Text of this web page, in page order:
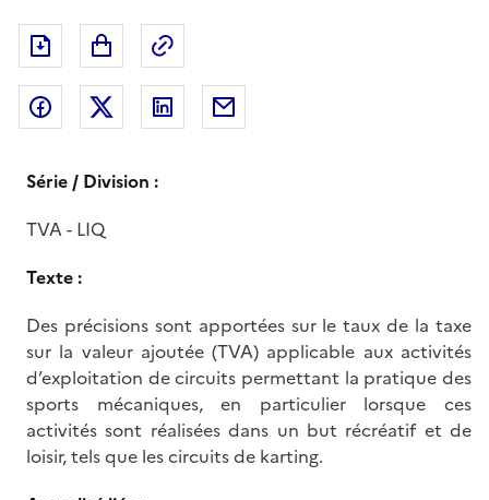
Exporter le document au format pdf
Partager sur Facebook
Partager sur Twitter
Partager sur LinkedIn
Série / Division :
TVA - LIQ
Texte :
Des précisions sont apportées sur le taux de la taxe
sur la valeur ajoutée (TVA) applicable aux activités
d’exploitation de circuits permettant la pratique des
sports mécaniques, en particulier lorsque ces
activités sont réalisées dans un but récréatif et de
loisir, tels que les circuits de karting.